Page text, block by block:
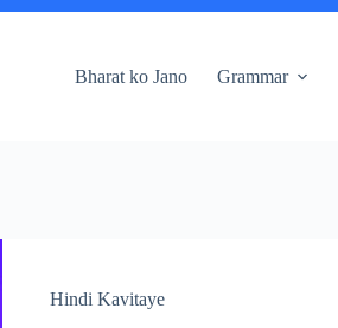
Bharat ko Jano Grammar
Hindi Kavitaye